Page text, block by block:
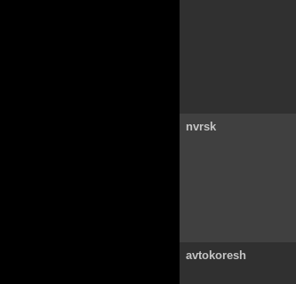
nvrsk
avtokoresh